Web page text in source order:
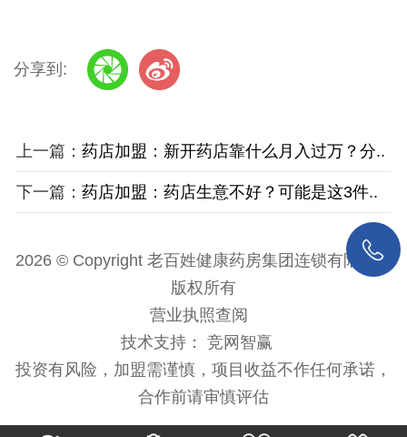
分享到:
上一篇： 药店加盟：新开药店靠什么月入过万？分..
下一篇： 药店加盟：药店生意不好？可能是这3件..
2026 © Copyright 老百姓健康药房集团连锁有限公司
版权所有
营业执照查阅
技术支持： 竞网智赢
投资有风险，加盟需谨慎，项目收益不作任何承诺，
合作前请审慎评估